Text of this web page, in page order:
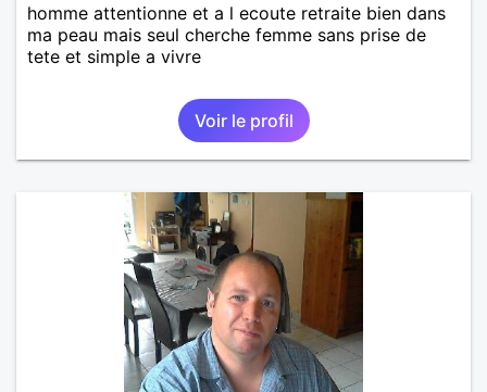
homme attentionne et a l ecoute retraite bien dans
ma peau mais seul cherche femme sans prise de
tete et simple a vivre
Voir le profil